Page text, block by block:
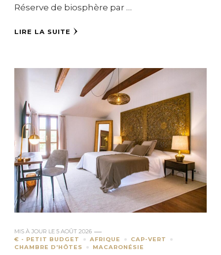
Réserve de biosphère par …
LIRE LA SUITE
MIS À JOUR LE 5 AOÛT 2026
€ - PETIT BUDGET
AFRIQUE
CAP-VERT
CHAMBRE D'HÔTES
MACARONÉSIE